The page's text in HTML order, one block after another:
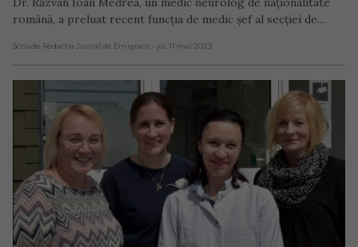
română, a preluat recent funcția de medic șef al secției de…
Scris de Redacția Jurnal de Emigrant - joi, 11 mai 2023